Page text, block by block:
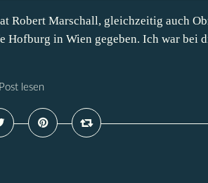
Robert Marschall, gleichzeitig auch
in Wien gegeben. Ich war bei
Post lesen